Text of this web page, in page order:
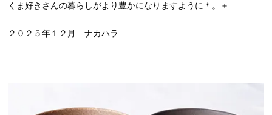
くま好きさんの暮らしがより豊かになりますように＊。＋
２０２５年１２月 ナカハラ